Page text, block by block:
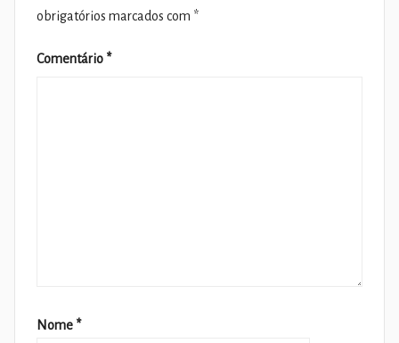
obrigatórios marcados com *
Comentário *
Nome *